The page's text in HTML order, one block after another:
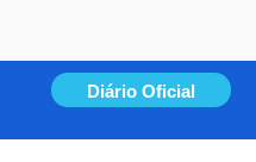
Diário Oficial